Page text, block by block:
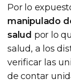
Por lo
manipulado
salud por lo
salud, a los
verificar las
de contar